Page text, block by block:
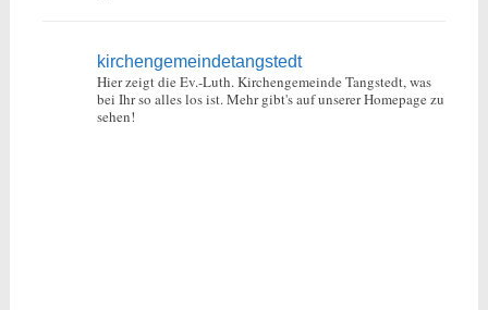
kirchengemeindetangstedt
Hier zeigt die Ev.-Luth. Kirchengemeinde Tangstedt, was
bei Ihr so alles los ist.Mehr gibt's auf unserer Homepage zu
sehen!